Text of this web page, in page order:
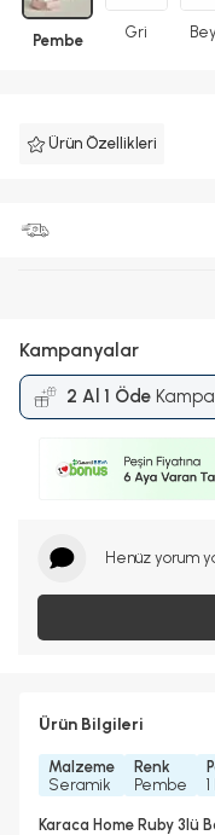
Pembe Gri
Ürün Özellikleri
Kampanyalar
2 Al 1 Öde
Henüz yorum
Ürün Bilgileri
Malzeme
Seramik
Renk
Pembe
Karaca Home Ruby 3lü